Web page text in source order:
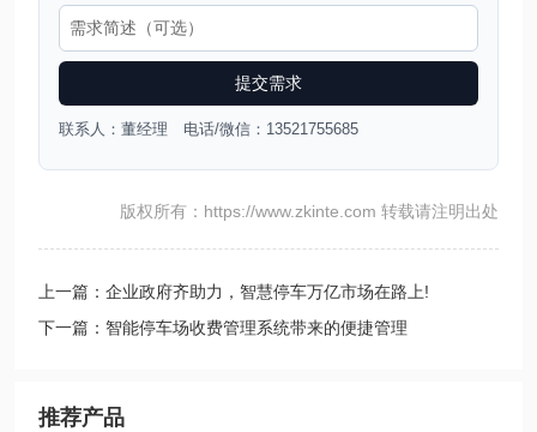
提交需求
联系人：董经理 电话/微信：13521755685
版权所有：https://www.zkinte.com 转载请注明出处
上一篇：企业政府齐助力，智慧停车万亿市场在路上!
下一篇：智能停车场收费管理系统带来的便捷管理
推荐产品